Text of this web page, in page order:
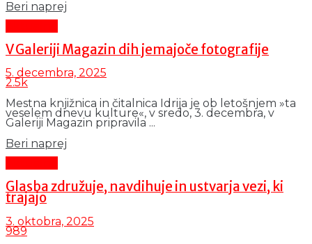
Beri naprej
V Galeriji Magazin dih jemajoče fotografije
5. decembra, 2025
2.5k
Mestna knjižnica in čitalnica Idrija je ob letošnjem »ta
veselem dnevu kulture«, v sredo, 3. decembra, v
Galeriji Magazin pripravila ...
Beri naprej
Glasba združuje, navdihuje in ustvarja vezi, ki
trajajo
3. oktobra, 2025
989